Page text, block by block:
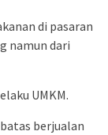
di pasaran
namun dari
UMKM.
berjualan